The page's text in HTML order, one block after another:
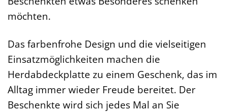
möchten.
Das farbenfrohe Design und die vielseitigen
Einsatzmöglichkeiten machen die
Herdabdeckplatte zu einem Geschenk, das im
Alltag immer wieder Freude bereitet. Der
Beschenkte wird sich jedes Mal an Sie